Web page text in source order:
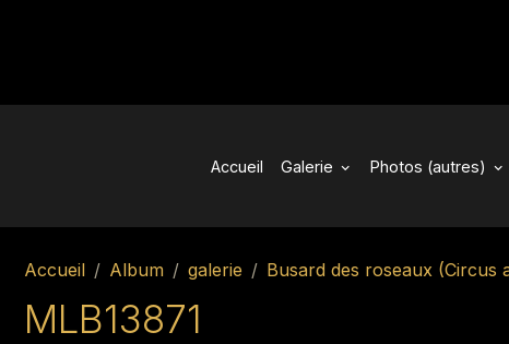
Accueil Galerie Photos (autres)
Accueil Album galerie Busard des roseaux
MLB13871